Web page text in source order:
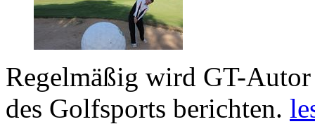
Regelmäßig wird GT-
des Golfsports berichten.